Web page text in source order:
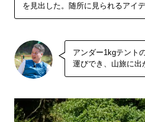
を見出した。随所に見られるアイ
アンダー1kgテント
運びでき、山旅に出